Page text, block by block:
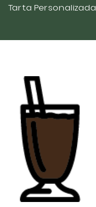
Tarta Personalizada